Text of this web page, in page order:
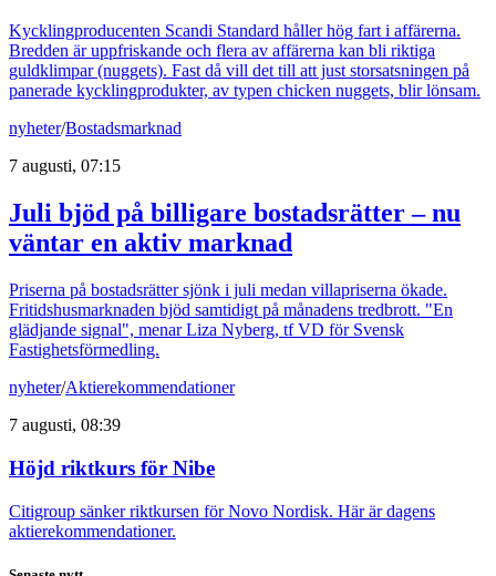
Kycklingproducenten Scandi Standard håller hög fart i affärerna.
Bredden är uppfriskande och flera av affärerna kan bli riktiga
guldklimpar (nuggets). Fast då vill det till att just storsatsningen på
panerade kycklingprodukter, av typen chicken nuggets, blir lönsam.
nyheter/Bostadsmarknad
7 augusti, 07:15
Juli bjöd på billigare bostadsrätter – nu
väntar en aktiv marknad
Priserna på bostadsrätter sjönk i juli medan villapriserna ökade.
Fritidshusmarknaden bjöd samtidigt på månadens tredbrott. "En
glädjande signal", menar Liza Nyberg, tf VD för Svensk
Fastighetsförmedling.
nyheter/Aktierekommendationer
7 augusti, 08:39
Höjd riktkurs för Nibe
Citigroup sänker riktkursen för Novo Nordisk. Här är dagens
aktierekommendationer.